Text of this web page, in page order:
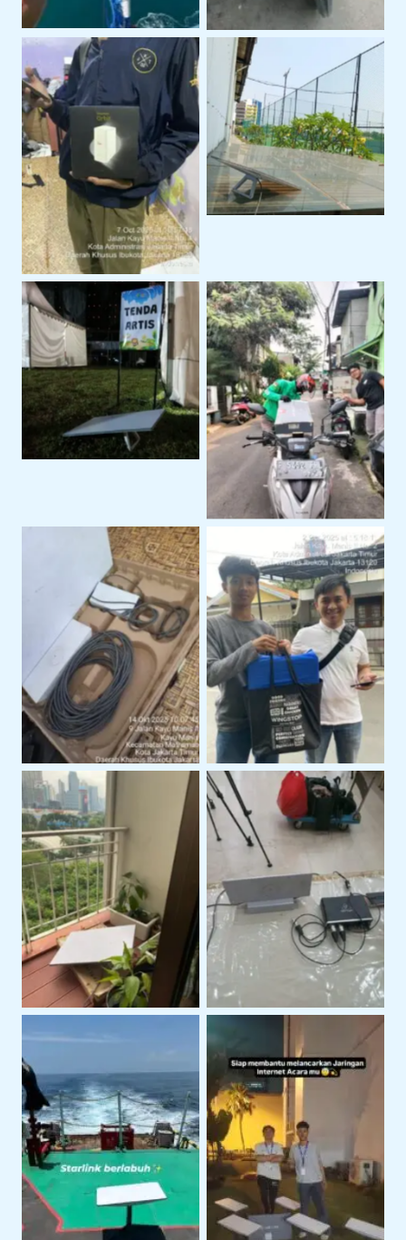
Internet Alternatif
Dengan Sewa Modem
Orbit
Sewa Starlink Mini
Untuk Kebutuhan
Internet Portable
Penggunaan Untuk
Event Outdoor
Pengiriman Perangkat
ke Lokasi Proyek Klien
Perangkat Starlink
Siap Pakai Untuk
Operasional
Serah Terima Sewa
Starlink Di Area
Jakarta Timur
Layanan Support
Teknis Starlink di
Lokasi Klien
Instalasi Starlink Gen 3
Untuk Koneksi Internet
Area Terbuka
Penggunaan Starlink di
Area Perairan
Penggunaan Starlink
Untuk Kegiatan
Lapangan